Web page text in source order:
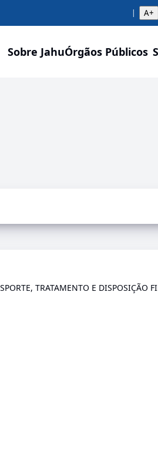
A+
Sobre JahuÓrgãos Públicos
TRATAMENTO E DISPOSIÇÃO